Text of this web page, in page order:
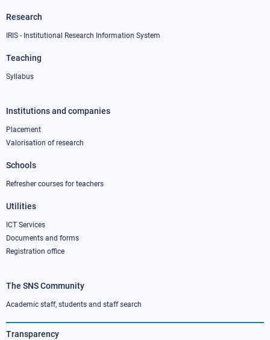
Research
IRIS - Institutional Research Information System
Teaching
Syllabus
Footer
column
Institutions and companies
Placement
Valorisation of research
Schools
Refresher courses for teachers
Utilities
ICT Services
Documents and forms
Registration office
Footer
column
3
The SNS Community
Academic staff, students and staff search
Transparency